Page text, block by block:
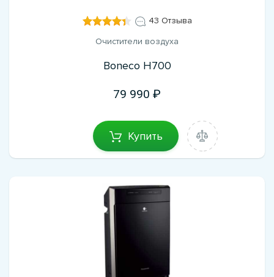
43 Отзыва
Очистители воздуха
Boneco H700
79 990
Купить